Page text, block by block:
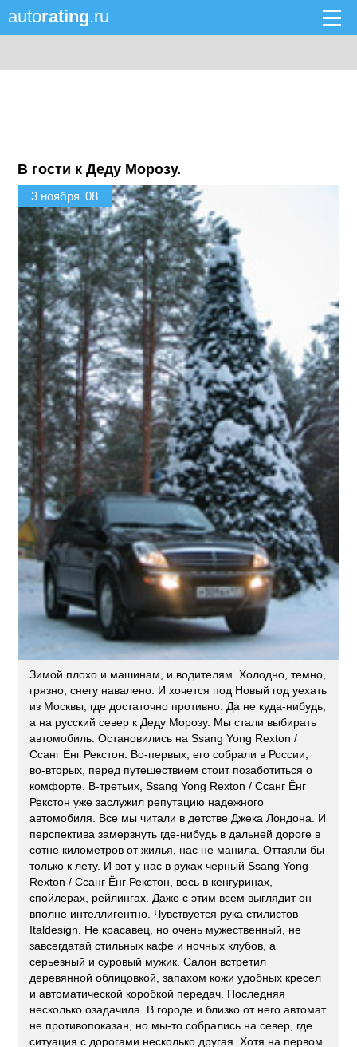
autorating.ru
В гости к Деду Морозу.
3 ноября '08
Зимой плохо и машинам, и водителям. Холодно, темно,
грязно, снегу навалено. И хочется под Новый год уехать
из Москвы, где достаточно противно. Да не куда-нибудь,
а на русский север к Деду Морозу. Мы стали выбирать
автомобиль. Остановились на Ssang Yong Rexton /
Ссанг Ёнг Рекстон. Во-первых, его собрали в России,
во-вторых, перед путешествием стоит позаботиться о
комфорте. В-третьих, Ssang Yong Rexton / Ссанг Ёнг
Рекстон уже заслужил репутацию надежного
автомобиля. Все мы читали в детстве Джека Лондона. И
перспектива замерзнуть где-нибудь в дальней дороге в
сотне километров от жилья, нас не манила. Оттаяли бы
только к лету. И вот у нас в руках черный Ssang Yong
Rexton / Ссанг Ёнг Рекстон, весь в кенгуринах,
спойлерах, рейлингах. Даже с этим всем выглядит он
вполне интеллигентно. Чувствуется рука стилистов
Italdesign. Не красавец, но очень мужественный, не
завсегдатай стильных кафе и ночных клубов, а
серьезный и суровый мужик. Салон встретил
деревянной облицовкой, запахом кожи удобных кресел
и автоматической коробкой передач. Последняя
несколько озадачила. В городе и близко от него автомат
не противопоказан, но мы-то собрались на север, где
ситуация с дорогами несколько другая. Хотя на первом